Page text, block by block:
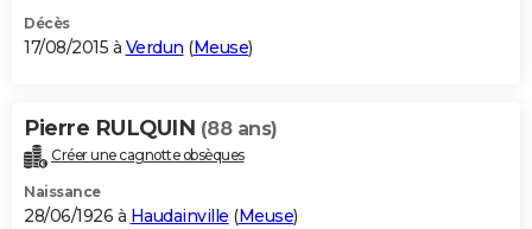
Décès
17/08/2015 à Verdun (Meuse)
Pierre RULQUIN (88 ans)
Créer une cagnotte obsèques
Naissance
28/06/1926 à Haudainville (Meuse)